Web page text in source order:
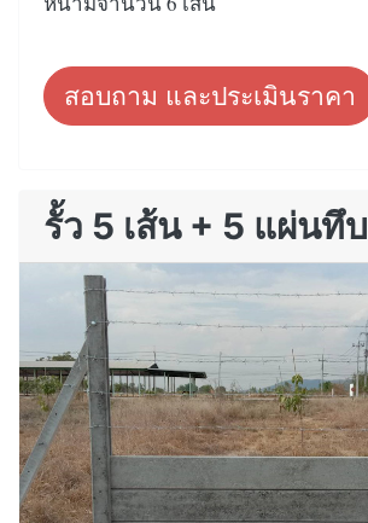
สอบถาม และประเมินราคา
รั้ว 5 เส้น + 5 แผ่นทึบ